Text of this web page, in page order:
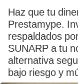
Haz que tu
Prestamype.
respaldados
SUNARP a tu
alternativa
bajo riesgo y